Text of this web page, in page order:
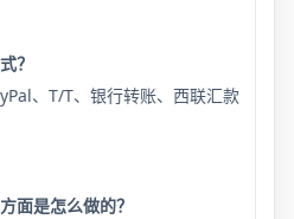
？
、T/T、银行转账、西联汇款
面是怎么做的？